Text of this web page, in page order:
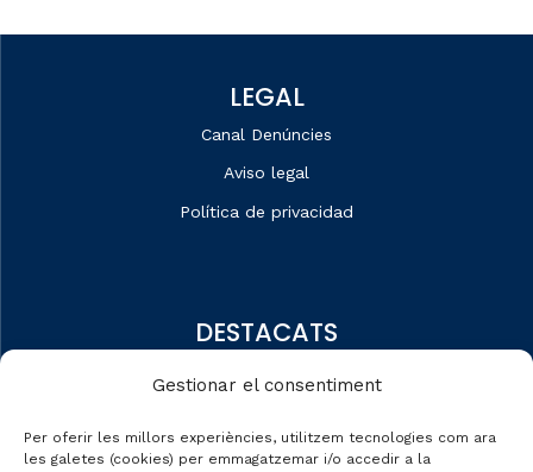
Gestionar el consentiment
Per oferir les millors experiències, utilitzem tecnologies com ara
les galetes (cookies) per emmagatzemar i/o accedir a la
LEGAL
Canal Denúncies
Aviso legal
Política de privacidad
DESTACATS
Datos de mercado